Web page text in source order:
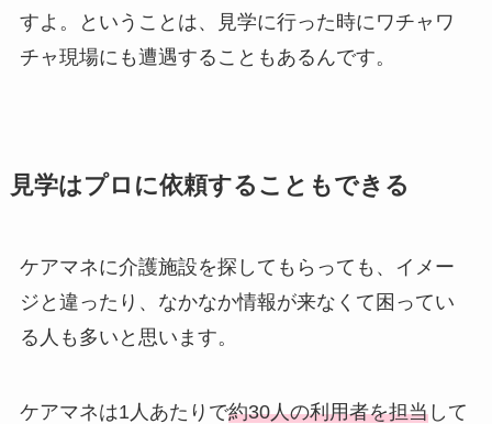
すよ。ということは、見学に行った時にワチャワ
チャ現場にも遭遇することもあるんです。
見学はプロに依頼することもできる
ケアマネに介護施設を探してもらっても、イメー
ジと違ったり、なかなか情報が来なくて困ってい
る人も多いと思います。
ケアマネは1人あたりで約30人の利用者を担当して